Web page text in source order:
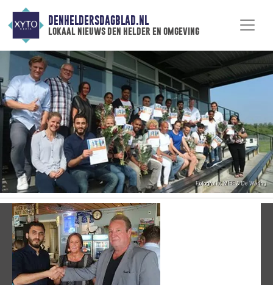
DENHELDERSDAGBLAD.NL
lokaal nieuws den helder en omgeving